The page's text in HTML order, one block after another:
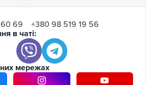
69
+380 98 519 19 56
в чаті:
мережах